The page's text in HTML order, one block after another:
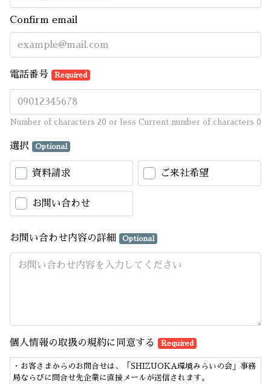
Confirm email
電話番号 Required
Number of characters 20 or less Current number of characters 0
選択 Optional
資料請求 ご来社希望
お問い合わせ
お問い合わせ内容の詳細 Optional
個人情報の取扱の規約に同意する Required
・お客さまからのお問合せは、「SHIZUOKA環境みらいの会」事務
局ならびに問合せ先企業に直接メールが送信されます。